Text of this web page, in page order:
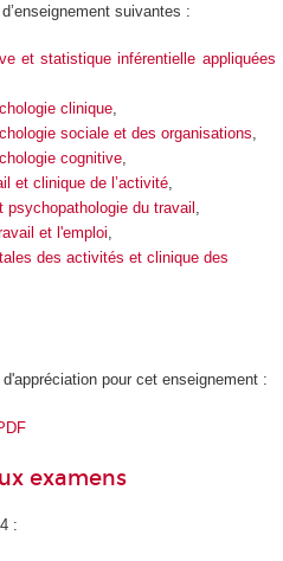
suivantes :
et statistique inférentielle appliquées
clinique,
sociale et des organisations,
cognitive,
et clinique de l’activité,
psychopathologie du travail ,
et l'emploi,
des activités et clinique des
pour cet enseignement :
examens
: